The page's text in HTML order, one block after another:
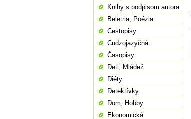
Knihy s podpisom autora
Beletria, Poézia
Cestopisy
Cudzojazyčná
Časopisy
Deti, Mládež
Diéty
Detektívky
Dom, Hobby
Ekonomická